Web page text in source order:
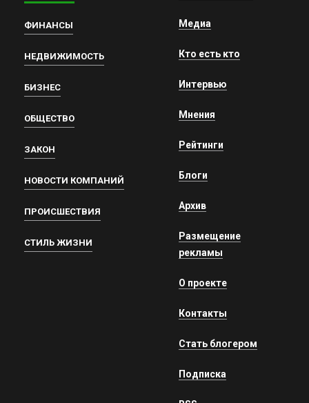
ФИНАНСЫ
НЕДВИЖИМОСТЬ
БИЗНЕС
ОБЩЕСТВО
ЗАКОН
НОВОСТИ КОМПАНИЙ
ПРОИСШЕСТВИЯ
СТИЛЬ ЖИЗНИ
Медиа
Кто есть кто
Интервью
Мнения
Рейтинги
Блоги
Архив
Размещение
рекламы
О проекте
Контакты
Стать блогером
Подписка